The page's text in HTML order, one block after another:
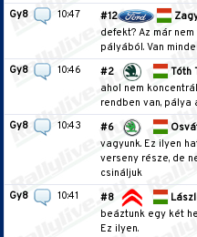
Gy8
10:47 #12
defekt? Az már
pályából. Van
Gy8
10:46 #2 Tóth
ahol nem
rendben van, pálya
Gy8
10:43 #6
vagyunk. Ez ilyen
verseny része, de
csináljuk
Gy8
10:41 #8
beáztunk egy két
Ez ilyen.